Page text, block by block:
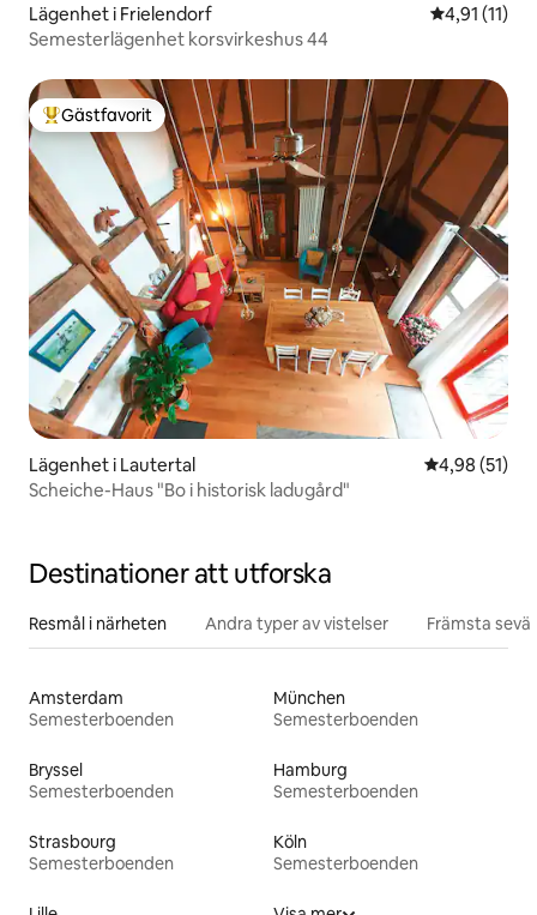
Lägenhet i Frielendorf 4,91 av 5 i
4,91 (11)
Semesterlägenhet korsvirkeshus 44
Populär gästfavorit
Gästfavorit
Lägenhet i Lautertal 4,98 av 5 i
4,98 (51)
Scheiche-Haus "Bo i historisk ladugård"
Destinationer att utforska
Resmål i närheten Andra typer av vistelser Främsta
Amsterdam
Semesterboenden
München
Semesterboenden
Bryssel
Semesterboenden
Hamburg
Semesterboenden
Strasbourg
Semesterboenden
Köln
Semesterboenden